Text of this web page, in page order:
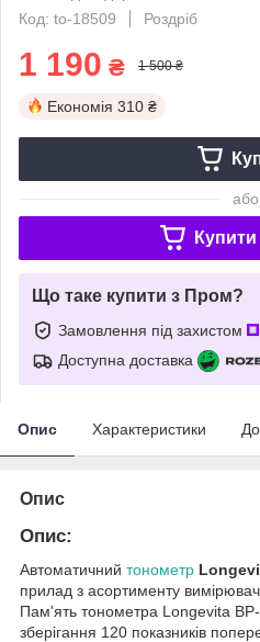
Код: to-18509
Роздріб
1 190 ₴ 1 500 ₴
Економія 310 ₴
або
Купити
Що таке купити з Пром?
Замовлення під захистом
Доступна доставка
Опис Характеристики
Опис
Опис:
Автоматичний тонометр
прилад з асортименту
Пам'ять тонометра Longevita
зберігання 120 показників